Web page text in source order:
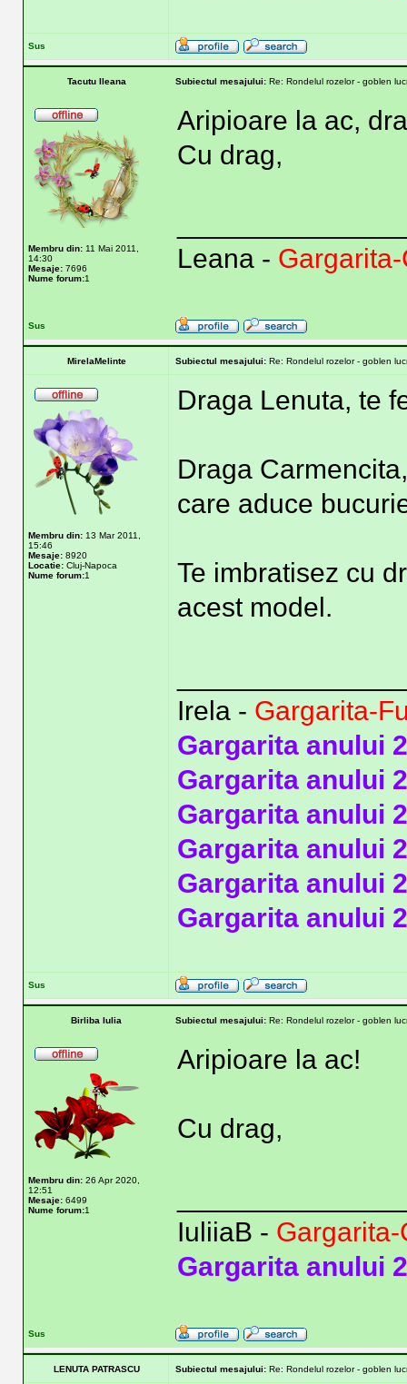
Sus
Tacutu Ileana Subiectul mesajului: Re: Rondelul rozelor - goblen
Membru din: 11 Mai 2011,
14:30
Mesaje: 7696
Nume forum:1
Aripioare la ac,
Cu drag,
Leana -
Sus
MirelaMelinte Subiectul mesajului: Re: Rondelul rozelor - goblen
Membru din: 13 Mar 2011,
15:46
Mesaje: 8920
Locatie: Cluj-Napoca
Nume forum:1
Draga Lenuta, te
Draga
care aduce
Te imbratisez cu
acest model.
Irela - Gargarita-
Gargarita anului
Gargarita anului
Gargarita anului
Gargarita anului
Gargarita anului
Gargarita anului
Sus
Birliba Iulia Subiectul mesajului: Re: Rondelul rozelor - goblen
Membru din: 26 Apr 2020,
12:51
Mesaje: 6499
Nume forum:1
Aripioare la ac!
Cu drag,
IuliiaB -
Gargarita anului
Sus
LENUTA PATRASCU Subiectul mesajului: Re: Rondelul rozelor - goblen